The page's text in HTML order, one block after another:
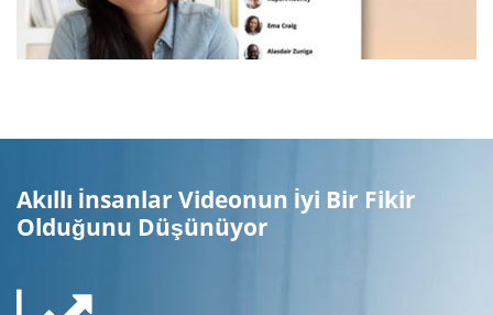
Akıllı İnsanlar Videonun İyi Bir Fikir
Olduğunu Düşünüyor